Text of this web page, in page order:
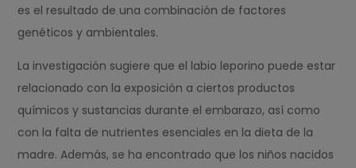
es el resultado de una combinación de factores
genéticos y ambientales.
La investigación sugiere que el labio leporino puede estar
relacionado con la exposición a ciertos productos
químicos y sustancias durante el embarazo, así como
con la falta de nutrientes esenciales en la dieta de la
madre. Además, se ha encontrado que los niños nacidos